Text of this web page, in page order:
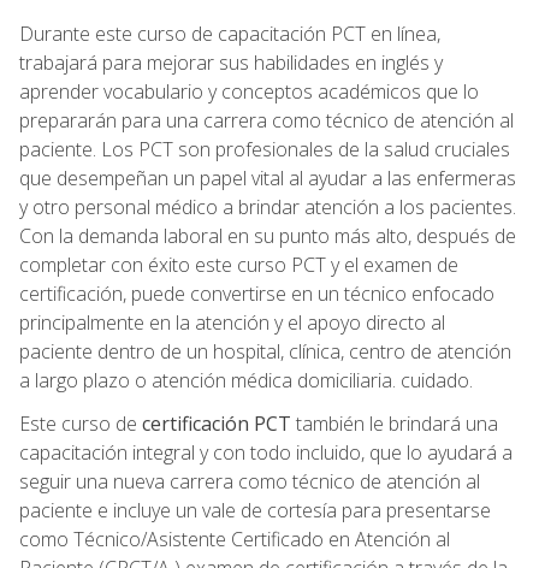
Durante este curso de capacitación PCT en línea,
trabajará para mejorar sus habilidades en inglés y
aprender vocabulario y conceptos académicos que lo
prepararán para una carrera como técnico de atención al
paciente. Los PCT son profesionales de la salud cruciales
que desempeñan un papel vital al ayudar a las enfermeras
y otro personal médico a brindar atención a los pacientes.
Con la demanda laboral en su punto más alto, después de
completar con éxito este curso PCT y el examen de
certificación, puede convertirse en un técnico enfocado
principalmente en la atención y el apoyo directo al
paciente dentro de un hospital, clínica, centro de atención
a largo plazo o atención médica domiciliaria. cuidado.
Este curso de certificación PCT también le brindará una
capacitación integral y con todo incluido, que lo ayudará a
seguir una nueva carrera como técnico de atención al
paciente e incluye un vale de cortesía para presentarse
como Técnico/Asistente Certificado en Atención al